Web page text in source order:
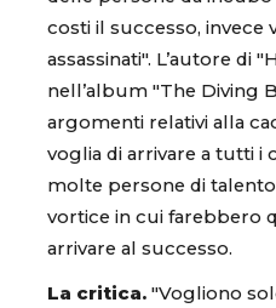
costi il successo, invece
assassinati". L’autore di
nell’album "The Diving
argomenti relativi alla
voglia di arrivare a tutti i
molte persone di
vortice in cui farebbero
arrivare al successo.
La critica. "Vogliono